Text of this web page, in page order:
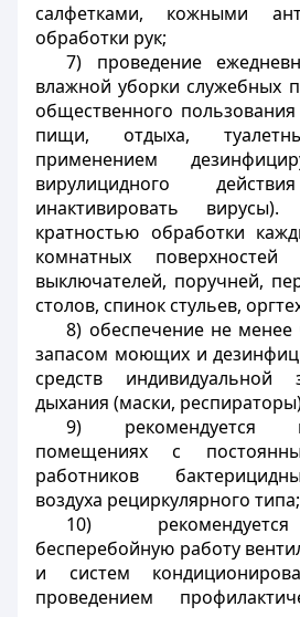
салфетками, кожными
обработки рук;
7) проведение
влажной уборки служебных
общественного
пищи, отдыха,
применением
вирулицидного
инактивировать
кратностью обработки
комнатных поверхностей
выключателей, поручней,
столов, спинок стульев,
8) обеспечение не
запасом моющих и
средств индивидуальной
дыхания (маски,
9) рекомендуется
помещениях с
работников
воздуха рециркулярного типа;
10)
бесперебойную работу
и систем
проведением